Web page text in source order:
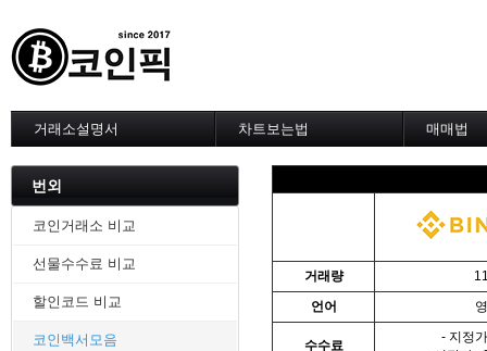
거래소설명서 차트보는법
2. 비트맥스 차트설정
5. 빗썸 차트설정
6. 트레이딩뷰
7. 크립토워치
매매법
3. 골든크
5. MACD
6. RSI 매
7. 볼린저
8. 피보나
번외
코인거래소 비교
선물수수료 비교
할인코드 비교
코인백서모음
거래량
언어
수수료
- 지정